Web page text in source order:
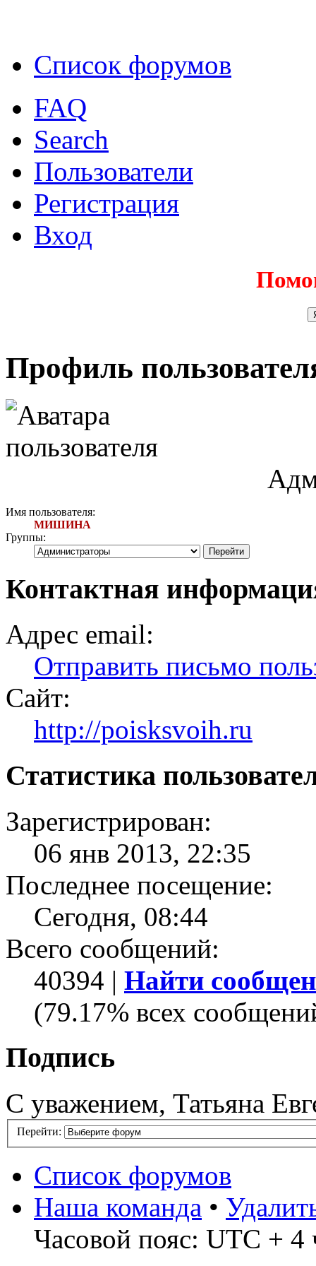
Список форумов
FAQ
Search
Пользователи
Регистрация
Вход
Профиль
Имя пользователя:
МИШИНА
Группы:
Контактная
Адрес email:
Отправить письмо
Сайт:
http://poisksvoih.ru
Статистика
Зарегистрирован:
06 янв 2013, 22:35
Последнее посещение:
Сегодня, 08:44
Всего сообщений:
40394 | Найти
(79.17% всех
Подпись
С уважением, Татьяна
Перейти:
Список форумов
Наша команда •
Часовой пояс: UTC + 4